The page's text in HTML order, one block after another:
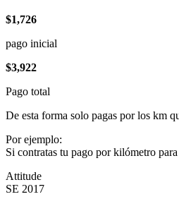
$1,726
pago inicial
$3,922
Pago total
De esta forma solo pagas por los km
Por ejemplo:
Si contratas tu pago por kilómetro
Attitude
SE 2017